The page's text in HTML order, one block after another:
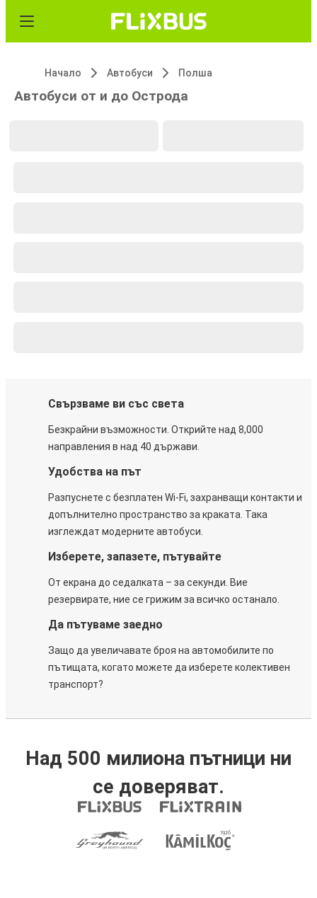
Начало Автобуси Полша
Автобуси от и до Острода
Свързваме ви със света
Безкрайни възможности. Открийте над 8,000
направления в над 40 държави.
Удобства на път
Разпуснете с безплатен Wi-Fi, захранващи контакти и
допълнително пространство за краката. Така
изглеждат модерните автобуси.
Изберете, запазете, пътувайте
От екрана до седалката – за секунди. Вие
резервирате, ние се грижим за всичко останало.
Да пътуваме заедно
Защо да увеличавате броя на автомобилите по
пътищата, когато можете да изберете колективен
транспорт?
Над 500 милиона пътници ни
се доверяват.